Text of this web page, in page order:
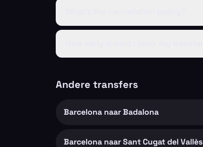
Andere transfers
Barcelona naar Badalona
Barcelona naar Sant Cugat del Vallès